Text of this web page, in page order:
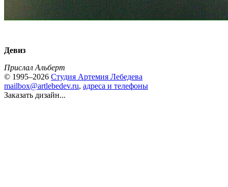
Девиз
Прислал Альберт
© 1995–2026 Студия Артемия Лебедева
mailbox@artlebedev.ru, адреса и телефоны
Заказать дизайн...